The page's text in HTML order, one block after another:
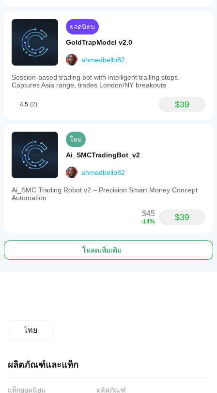
ยอดนิยม
GoldTrapModel v2.0
ahmedbello82
Session-based trading bot with intelligent trailing stops.
Captures Asia range, trades London/NY breakouts
4.5 (2) $39
ใหม่
Ai_SMCTradingBot_v2
ahmedbello82
Ai_SMC Trading Robot v2 – Precision Smart Money Concept
Automation
$45
-14% $39
โหลดเพิ่มเติม
ไทย
ผลิตภัณฑ์และแท็ก
แท็กยอดนิยม
ผลิตภัณฑ์